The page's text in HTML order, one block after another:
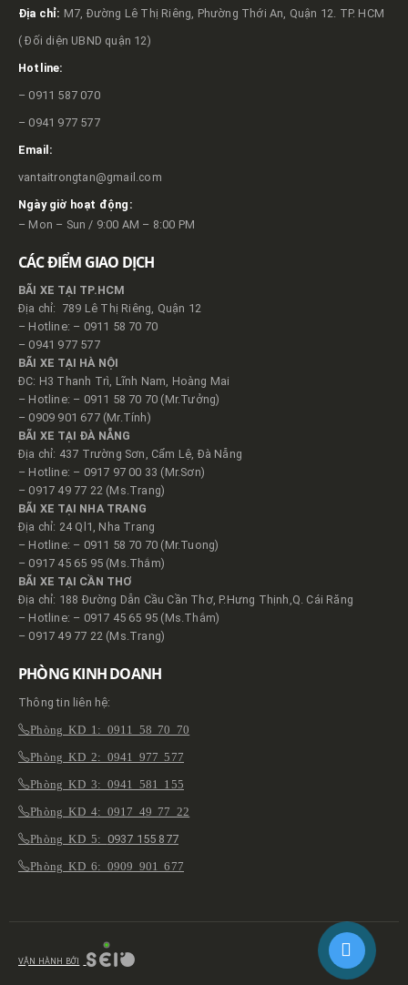
Địa chỉ: M7, Đường Lê Thị Riêng, Phường Thới An, Quận 12. TP. HCM
( Đối diện UBND quận 12)
Hotline:
– 0911 587 070
– 0941 977 577
Email:
vantaitrongtan@gmail.com
Ngày giờ hoạt động:
– Mon – Sun / 9:00 AM – 8:00 PM
CÁC ĐIỂM GIAO DỊCH
BÃI XE TẠI TP.HCM
Địa chỉ: 789 Lê Thị Riêng, Quận 12
– Hotline: – 0911 58 70 70
– 0941 977 577
BÃI XE TẠI HÀ NỘI
ĐC: H3 Thanh Trì, Lĩnh Nam, Hoàng Mai
– Hotline: – 0911 58 70 70 (Mr.Tưởng)
– 0909 901 677 (Mr.Tính)
BÃI XE TẠI ĐÀ NẴNG
Địa chỉ: 437 Trường Sơn, Cẩm Lệ, Đà Nẵng
– Hotline: – 0917 97 00 33 (Mr.Sơn)
– 0917 49 77 22 (Ms.Trang)
BÃI XE TẠI NHA TRANG
Địa chỉ: 24 Ql1, Nha Trang
– Hotline: – 0911 58 70 70 (Mr.Tuong)
– 0917 45 65 95 (Ms.Thắm)
BÃI XE TẠI CẦN THƠ
Địa chỉ: 188 Đường Dẫn Cầu Cần Thơ, P.Hưng Thịnh,Q. Cái Răng
– Hotline: – 0917 45 65 95 (Ms.Thắm)
– 0917 49 77 22 (Ms.Trang)
PHÒNG KINH DOANH
Thông tin liên hệ:
Phòng KD 1: 0911 58 70 70
Phòng KD 2: 0941 977 577
Phòng KD 3: 0941 581 155
Phòng KD 4: 0917 49 77 22
Phòng KD 5: 0937 155 877
Phòng KD 6: 0909 901 677
VẬN HÀNH BỞI